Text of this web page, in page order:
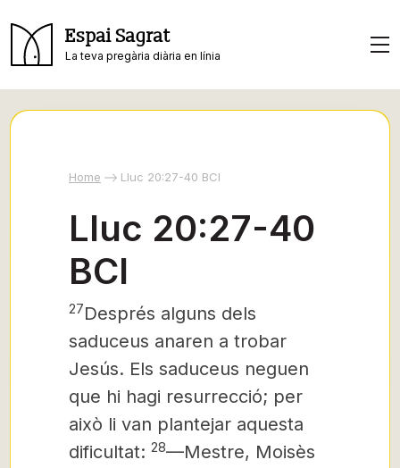
Espai Sagrat
La teva pregària diària en línia
Home Lluc 20:27-40 BCI
Lluc 20:27-40
BCI
27Després alguns dels
saduceus anaren a trobar
Jesús. Els saduceus neguen
que hi hagi resurrecció; per
això li van plantejar aquesta
dificultat: 28—Mestre, Moisès